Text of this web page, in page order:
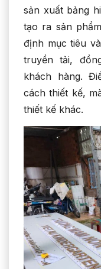
sản xuất bảng
tạo ra sản
định mục tiêu
truyền tải,
khách hàng.
cách thiết kế,
thiết kế khác.